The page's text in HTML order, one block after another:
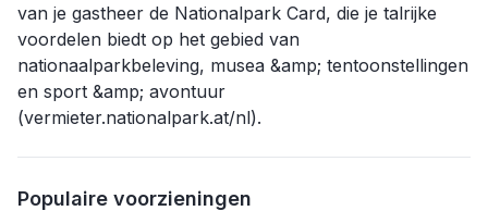
van je gastheer de Nationalpark Card, die je talrijke
voordelen biedt op het gebied van
nationaalparkbeleving, musea &amp; tentoonstellingen
en sport &amp; avontuur
(vermieter.nationalpark.at/nl).
Populaire voorzieningen